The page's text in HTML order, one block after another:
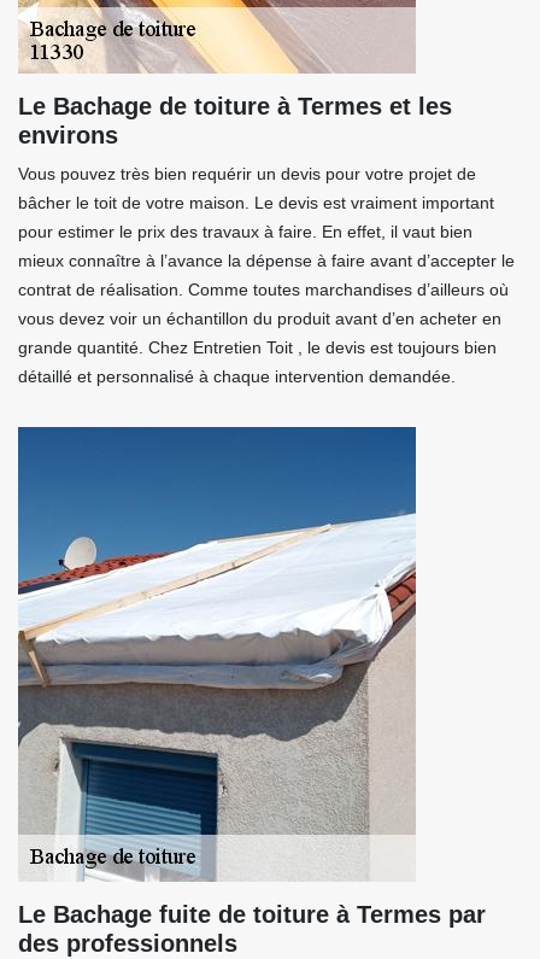
Le Bachage de toiture à Termes et les
environs
Vous pouvez très bien requérir un devis pour votre projet de
bâcher le toit de votre maison. Le devis est vraiment important
pour estimer le prix des travaux à faire. En effet, il vaut bien
mieux connaître à l’avance la dépense à faire avant d’accepter le
contrat de réalisation. Comme toutes marchandises d’ailleurs où
vous devez voir un échantillon du produit avant d’en acheter en
grande quantité. Chez Entretien Toit , le devis est toujours bien
détaillé et personnalisé à chaque intervention demandée.
Le Bachage fuite de toiture à Termes par
des professionnels